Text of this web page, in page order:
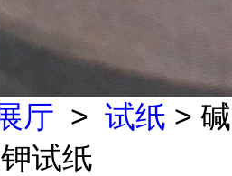
厅 > 试纸 > 碱
试纸